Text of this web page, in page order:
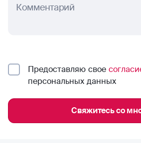
Комментарий
Предоставляю свое
персональных данных
Свяжитесь со